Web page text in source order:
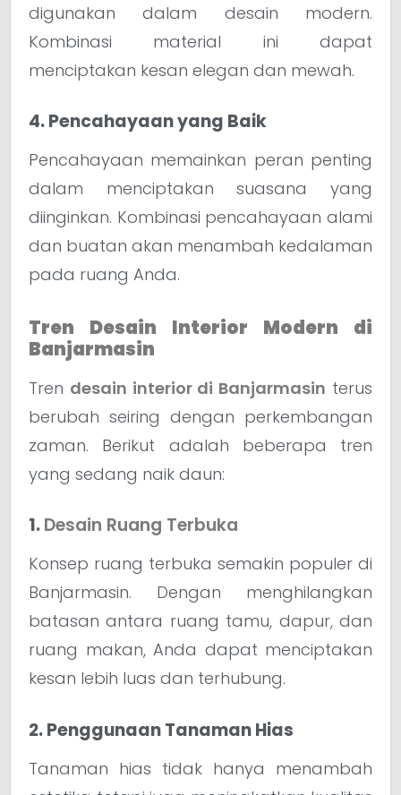
digunakan dalam desain modern.
Kombinasi material ini dapat
menciptakan kesan elegan dan mewah.
4. Pencahayaan yang Baik
Pencahayaan memainkan peran penting
dalam menciptakan suasana yang
diinginkan. Kombinasi pencahayaan alami
dan buatan akan menambah kedalaman
pada ruang Anda.
Tren Desain Interior Modern di
Banjarmasin
Tren desain interior di Banjarmasin terus
berubah seiring dengan perkembangan
zaman. Berikut adalah beberapa tren
yang sedang naik daun:
1.Desain Ruang Terbuka
Konsep ruang terbuka semakin populer di
Banjarmasin. Dengan menghilangkan
batasan antara ruang tamu, dapur, dan
ruang makan, Anda dapat menciptakan
kesan lebih luas dan terhubung.
2. Penggunaan Tanaman Hias
Tanaman hias tidak hanya menambah